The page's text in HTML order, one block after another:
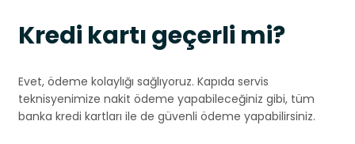
Kredi kartı geçerli mi?
Evet, ödeme kolaylığı sağlıyoruz. Kapıda servis
teknisyenimize nakit ödeme yapabileceğiniz gibi, tüm
banka kredi kartları ile de güvenli ödeme yapabilirsiniz.